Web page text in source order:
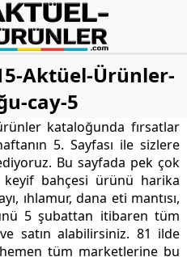
Aktüel-Ürünler-
cay-5
kataloğunda fırsatlar
5. Sayfası ile sizlere
Bu sayfada pek çok
bahçesi ürünü harika
ıhlamur, dana eti mantısı,
5 şubattan itibaren tüm
satın alabilirsiniz. 81 ilde
tüm marketlerine bu